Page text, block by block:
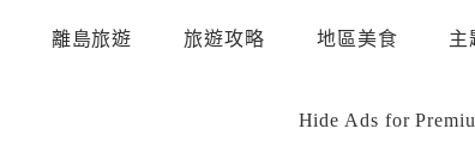
離島旅遊 旅遊攻略 地區美食 主
Hide Ads for